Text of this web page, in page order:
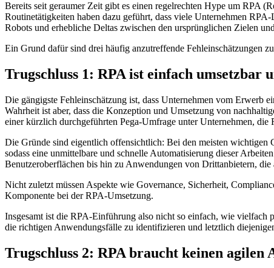
Bereits seit geraumer Zeit gibt es einen regelrechten Hype um RPA
Routinetätigkeiten haben dazu geführt, dass viele Unternehmen
Robots und erhebliche Deltas zwischen den ursprünglichen Zielen
Ein Grund dafür sind drei häufig anzutreffende Fehleinschätzungen
Trugschluss 1: RPA ist einfach umsetzbar
Die gängigste Fehleinschätzung ist, dass Unternehmen vom
Wahrheit ist aber, dass die Konzeption und Umsetzung von
einer kürzlich durchgeführten Pega-Umfrage unter Unternehmen,
Die Gründe sind eigentlich offensichtlich: Bei den meisten wichtigen
sodass eine unmittelbare und schnelle Automatisierung dieser
Benutzeroberflächen bis hin zu Anwendungen von Drittanbietern,
Nicht zuletzt müssen Aspekte wie Governance, Sicherheit,
Komponente bei der RPA-Umsetzung.
Insgesamt ist die RPA-Einführung also nicht so einfach, wie vielfach
die richtigen Anwendungsfälle zu identifizieren und letztlich
Trugschluss 2: RPA braucht keinen agilen